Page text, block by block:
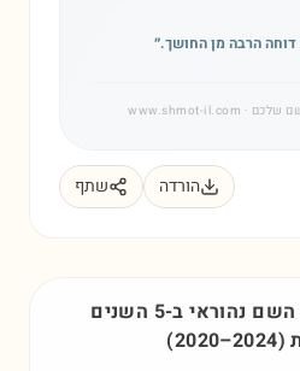
הרבה מן החושך.״
שלכם · www.shmot-il.com
הורדה שתף
השם נהוראי
ב-5 השנים
(2020–2024)